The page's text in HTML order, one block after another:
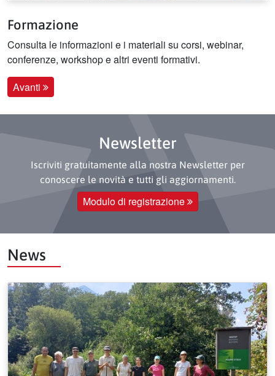
Formazione
Consulta le informazioni e i materiali su corsi, webinar,
conferenze, workshop e altri eventi formativi.
Avanti
Newsletter
Iscriviti gratuitamente alla nostra Newsletter per
conoscere le novità e tutti gli aggiornamenti.
Modulo di registrazione
News